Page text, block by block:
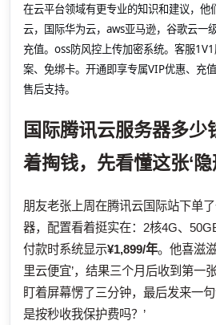
在云平台领域有更专业的知识和建议，他
云，国际华为云，aws亚马逊，谷歌云一
充值。oss防风控上传加密系统。客服
案、免绑卡。开通即享专属VIP优惠、充
售后支持。
国际腾讯云服务器多少
着掏钱，先看懂这张‘隐
朋友老张上周在腾讯云国际站下单
器，配置看着挺实在：2核4G、
付款时系统显示¥1,899/年。他喜滋
里云便宜’，结果三个月后收到第一
盯着屏幕愣了三分钟，最后发来一
是按秒收我保护费吗？’